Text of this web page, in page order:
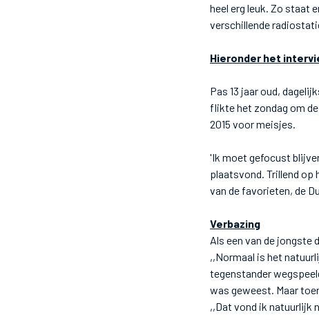
heel erg leuk. Zo staat
verschillende
Hieronder het
Pas 13 jaar oud,
flikte het zondag om
2015 voor meisjes.
'Ik moet gefocust
plaatsvond. Trillend op
van de favorieten, de
Verbazing
Als een van de jongste
,,Normaal is het
tegenstander
was geweest. Maar
,,Dat vond ik natuurlijk